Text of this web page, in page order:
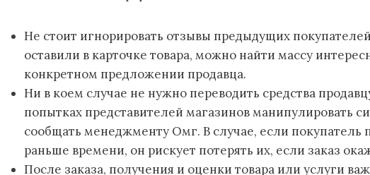
Не стоит игнорировать отзывы предыдущих
оставили в карточке товара, можно найти массу
конкретном предложении продавца.
Ни в коем случае не нужно переводить средства
попытках представителей магазинов манипулировать
сообщать менеджменту Омг. В случае, если покупатель
раньше времени, он рискует потерять их, если заказ
После заказа, получения и оценки товара или услуги